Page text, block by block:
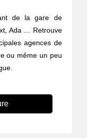
de la gare de
Ada ... Retrouve
agences de
ou même un peu